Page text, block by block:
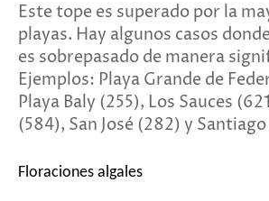
Este tope es superado por la
playas. Hay algunos casos
es sobrepasado de manera
Ejemplos: Playa Grande de
Playa Baly (255), Los Sauces
(584), San José (282) y
Floraciones algales